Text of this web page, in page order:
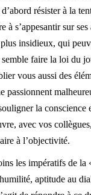
résister à la
s’appesantir sur
insidieux, qui
faire la loi du
vous aussi des
passionnent
la
avec vos
à l’objectivité.
les impératifs de
aptitude au